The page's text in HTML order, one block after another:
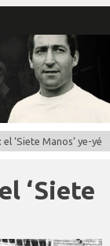
‘Siete Manos’ ye-yé
‘Siete